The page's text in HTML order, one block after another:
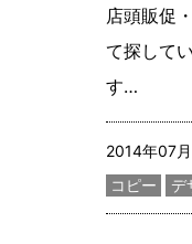
店頭販促
て探して
す…
記事更新日
2014年07
カテゴリー
コピー デ